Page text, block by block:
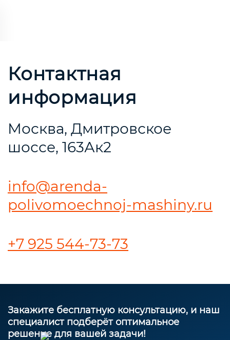
Контактная
информация
Москва, Дмитровское
шоссе, 163Ак2
info@arenda-
polivomoechnoj-mashiny.ru
+7 925 544-73-73
Закажите бесплатную консультацию, и наш
специалист подберёт оптимальное
решение для вашей задачи!